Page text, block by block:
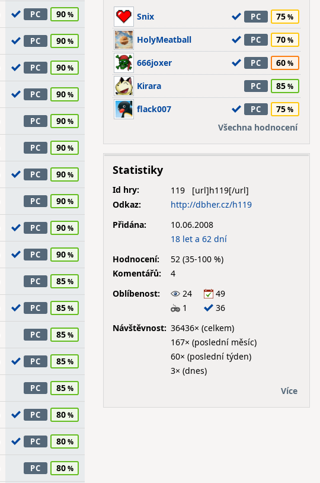
PC 90
PC 90
PC 90
PC 90
PC 90
PC 90
PC 90
PC 90
PC 90
PC 90
PC 85
PC 85
PC 85
PC 85
PC 85
PC 80
PC 80
PC 80
Snix PC 75
HolyMeatball PC 70
666joxer PC 60
Kirara PC 85
flack007 PC
75
Všechna hodnocení
Statistiky
Id hry:
119
Odkaz:
http://dbher.cz/h119
Přidána:
10.06.2008
18 let a 62 dní
Hodnocení:
52 (35-100 %)
Komentářů:
4
Oblíbenost:
24
49
1
36
Návštěvnost: 36436× (celkem)
167× (poslední měsíc)
60× (poslední týden)
3× (dnes)
Více